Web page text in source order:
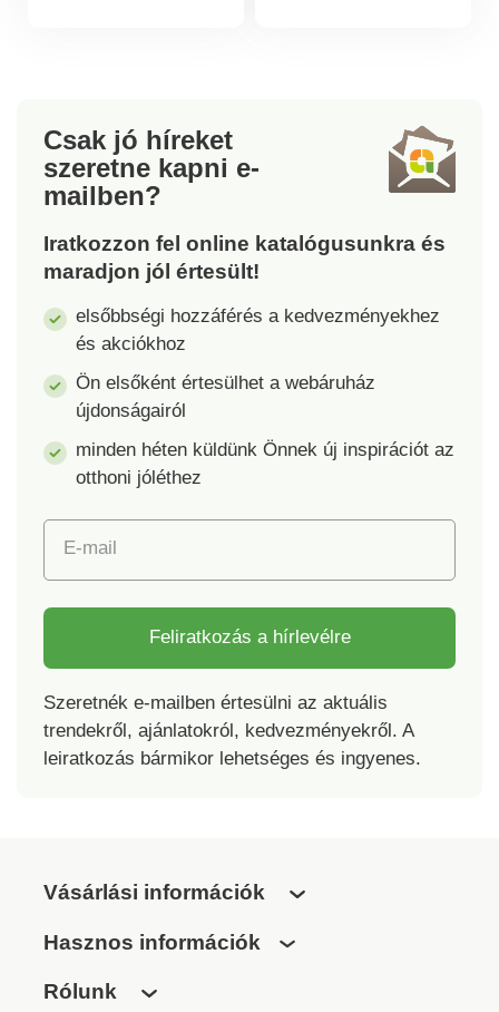
Csak jó híreket
szeretne kapni e-
mailben?
Iratkozzon fel online katalógusunkra és
maradjon jól értesült!
elsőbbségi hozzáférés a kedvezményekhez
és akciókhoz
Ön elsőként értesülhet a webáruház
újdonságairól
minden héten küldünk Önnek új inspirációt az
otthoni jóléthez
E-mail
Feliratkozás a hírlevélre
Szeretnék e-mailben értesülni az aktuális
trendekről, ajánlatokról, kedvezményekről. A
leiratkozás bármikor lehetséges és ingyenes.
Vásárlási információk
Hasznos információk
Rólunk